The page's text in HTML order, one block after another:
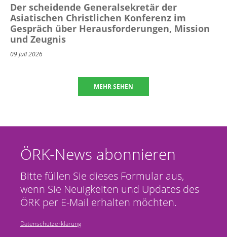
Der scheidende Generalsekretär der
Asiatischen Christlichen Konferenz im
Gespräch über Herausforderungen, Mission
und Zeugnis
09 Juli 2026
MEHR SEHEN
ÖRK-News abonnieren
Bitte füllen Sie dieses Formular aus,
wenn Sie Neuigkeiten und Updates des
ÖRK per E-Mail erhalten möchten.
Datenschutzerklärung